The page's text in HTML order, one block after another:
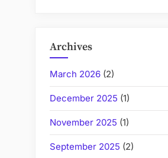
Archives
March 2026 (2)
December 2025 (1)
November 2025 (1)
September 2025 (2)